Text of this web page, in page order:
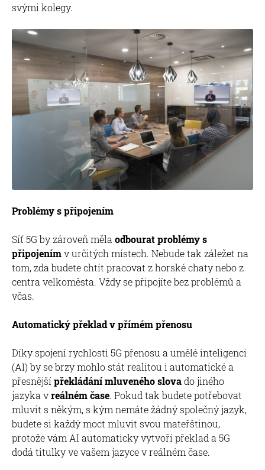
svými kolegy.
Problémy s připojením
Síť 5G by zároveň měla odbourat problémy s
připojenímv určitých místech. Nebude tak záležet na
tom, zda budete chtít pracovat z horské chaty nebo z
centra velkoměsta. Vždy se připojíte bez problémů a
včas.
Automatický překlad v přímém přenosu
Díky spojení rychlosti 5G přenosu a umělé inteligenci
(AI) by se brzy mohlo stát realitou i automatické a
přesnější překládání mluveného slovado jiného
jazyka vreálném čase. Pokud tak budete potřebovat
mluvit s někým, s kým nemáte žádný společný jazyk,
budete si každý moct mluvit svou mateřštinou,
protože vám AI automaticky vytvoří překlad a 5G
dodá titulky ve vašem jazyce v reálném čase.